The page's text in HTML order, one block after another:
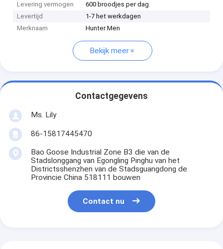
Levering vermogen
600 broodjes per dag
Levertijd
1-7 het werkdagen
Merknaam
Hunter Men
Bekijk meer
Contactgegevens
Ms. Lily
86-15817445470
Bao Goose Industrial Zone B3 die van de
Stadslonggang van Egongling Pinghu van het
Districtsshenzhen van de Stadsguangdong de
Provincie China 518111 bouwen
Contact nu